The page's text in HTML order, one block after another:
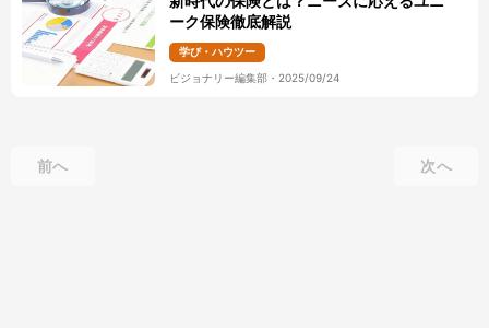
ーク保険徹底解説
学び・ハウツー
ビジョナリー編集部・ 2025/09/24
前へ 次へ